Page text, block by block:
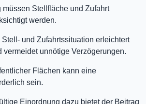
müssen Stellfläche und Zufahrt
werden.
und Zufahrtssituation erleichtert
vermeidet unnötige Verzögerungen.
Flächen kann eine
sein.
Einordnung dazu bietet der Beitrag